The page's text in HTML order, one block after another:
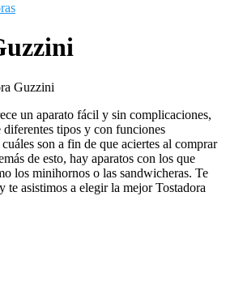
Guzzini
un aparato fácil y sin complicaciones,
diferentes tipos y con funciones
son a fin de que aciertes al comprar
de esto, hay aparatos con los que
los minihornos o las sandwicheras. Te
te asistimos a elegir la mejor Tostadora